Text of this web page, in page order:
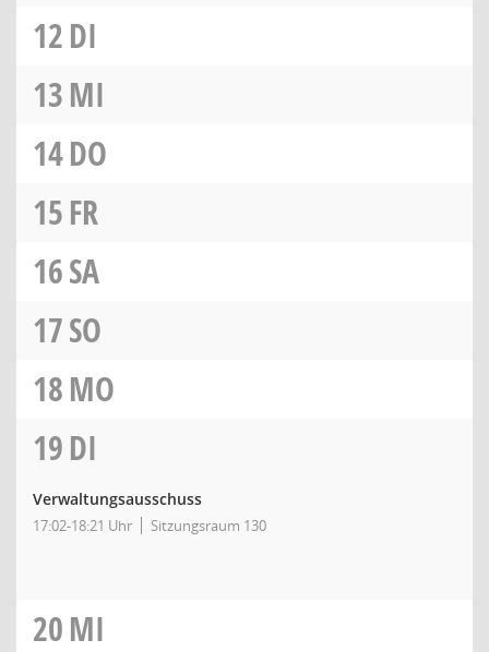
12DI
13MI
14DO
15FR
16SA
17SO
18MO
19DI
Verwaltungsausschuss
17:02-18:21 Uhr Sitzungsraum 130
20MI